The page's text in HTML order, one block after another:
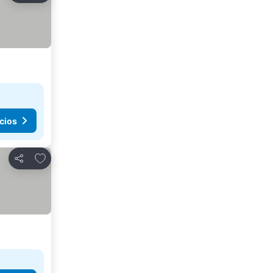
Compartir
Agregar a favoritos